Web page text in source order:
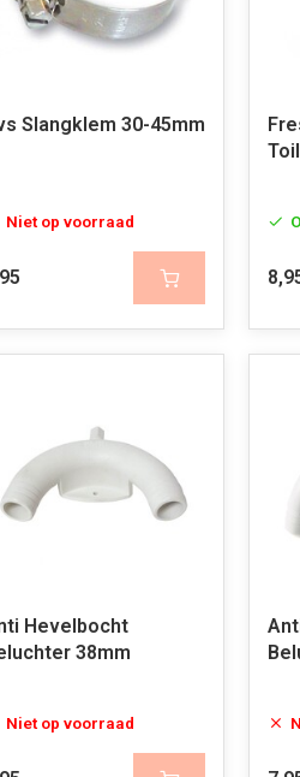
Slangklem 30-45mm
Niet op voorraad
Hevelbocht
38mm
Niet op voorraad